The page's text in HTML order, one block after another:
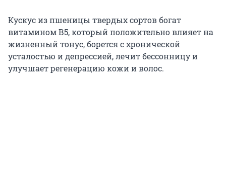
Кускус из пшеницы твердых сортов богат
витамином В5, который положительно влияет на
жизненный тонус, борется с хронической
усталостью и депрессией, лечит бессонницу и
улучшает регенерацию кожи и волос.